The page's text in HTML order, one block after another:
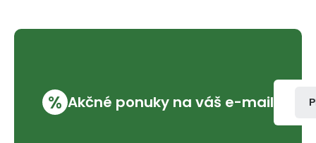
% Akčné ponuky na váš e-mail